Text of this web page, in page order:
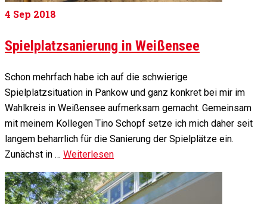
4 Sep 2018
Spielplatzsanierung in Weißensee
Schon mehrfach habe ich auf die schwierige
Spielplatzsituation in Pankow und ganz konkret bei mir im
Wahlkreis in Weißensee aufmerksam gemacht. Gemeinsam
mit meinem Kollegen Tino Schopf setze ich mich daher seit
langem beharrlich für die Sanierung der Spielplätze ein.
Zunächst in … Weiterlesen